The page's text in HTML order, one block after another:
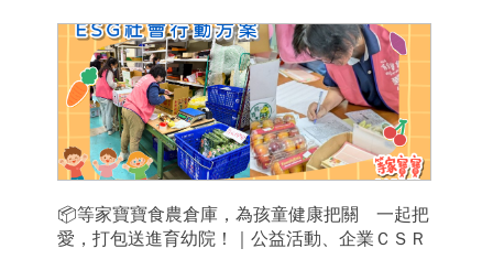
📦等家寶寶食農倉庫，為孩童健康把關 一起把
愛，打包送進育幼院！｜公益活動、企業ＣＳＲ